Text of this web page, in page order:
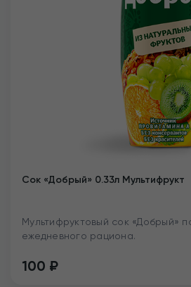
Сок «Добрый» 0.33л Мультифрукт
Мультифруктовый сок «Добрый»
ежедневного рациона.
100 ₽